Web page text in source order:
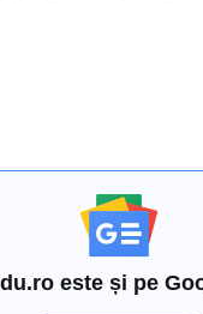
este și pe